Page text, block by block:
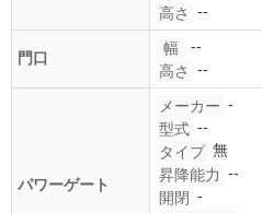
高さ
--
門口
幅
--
高さ
--
パワーゲート
メーカー -
型式 --
タイプ 無
昇降能力 --
開閉 -